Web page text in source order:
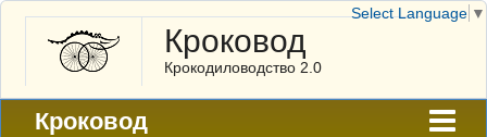
Кроковод
Крокодиловодство 2.0
Кроковод
Select Language ▼